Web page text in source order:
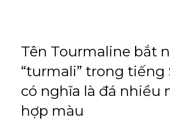
Tên Tourmaline bắt
“turmali” trong tiếng
có nghĩa là đá nhiều
hợp màu